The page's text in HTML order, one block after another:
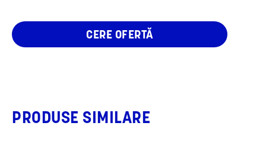
CERE OFERTĂ
PRODUSE SIMILARE